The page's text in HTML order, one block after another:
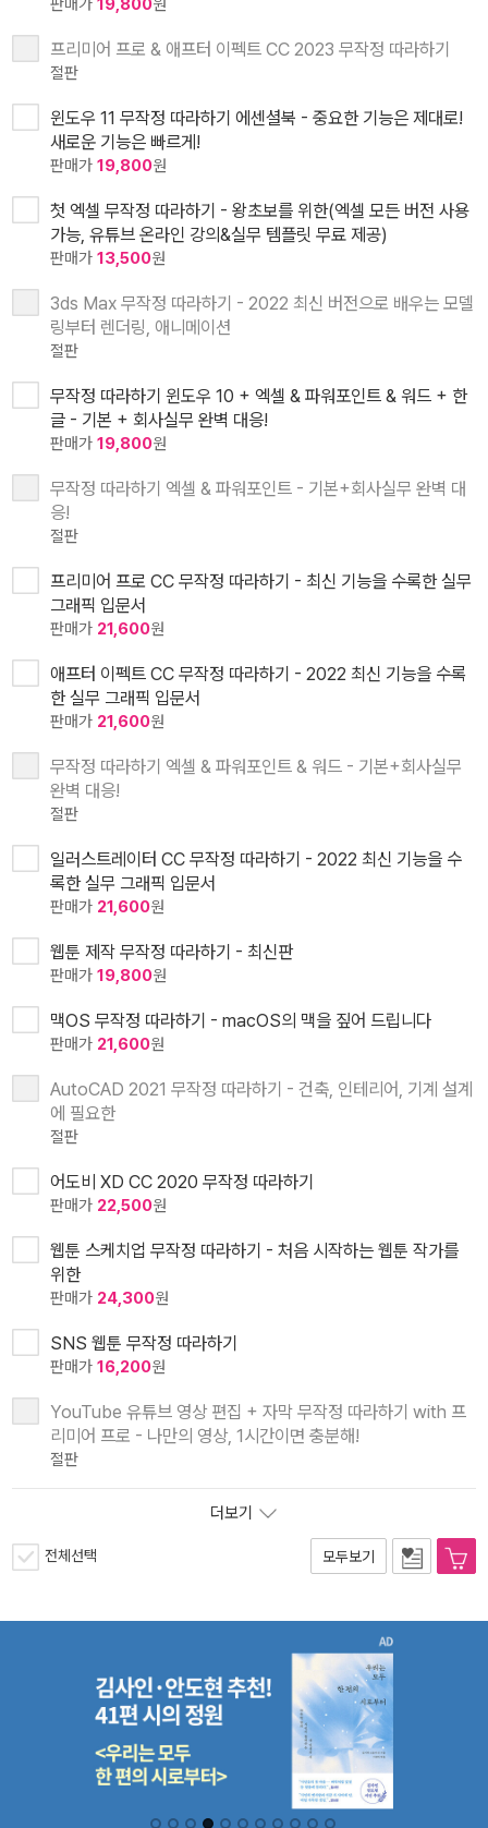
판매가 19,800원
프리미어 프로 & 애프터 이펙트 CC 2023 무작정 따라하기
절판
윈도우 11 무작정 따라하기 에센셜북 - 중요한 기능은 제대로!
새로운 기능은 빠르게!
판매가 19,800원
첫 엑셀 무작정 따라하기 - 왕초보를 위한(엑셀 모든 버전 사용
가능, 유튜브 온라인 강의&실무 템플릿 무료 제공)
판매가 13,500원
3ds Max 무작정 따라하기 - 2022 최신 버전으로 배우는 모델
링부터 렌더링, 애니메이션
절판
무작정 따라하기 윈도우 10 + 엑셀 & 파워포인트 & 워드 + 한
글 - 기본 + 회사실무 완벽 대응!
판매가 19,800원
무작정 따라하기 엑셀 & 파워포인트 - 기본+회사실무 완벽 대
응!
절판
프리미어 프로 CC 무작정 따라하기 - 최신 기능을 수록한 실무
그래픽 입문서
판매가 21,600원
애프터 이펙트 CC 무작정 따라하기 - 2022 최신 기능을 수록
한 실무 그래픽 입문서
판매가 21,600원
무작정 따라하기 엑셀 & 파워포인트 & 워드 - 기본+회사실무
완벽 대응!
절판
일러스트레이터 CC 무작정 따라하기 - 2022 최신 기능을 수
록한 실무 그래픽 입문서
판매가 21,600원
웹툰 제작 무작정 따라하기 - 최신판
판매가 19,800원
맥OS 무작정 따라하기 - macOS의 맥을 짚어 드립니다
판매가 21,600원
AutoCAD 2021 무작정 따라하기 - 건축, 인테리어, 기계 설계
에 필요한
절판
어도비 XD CC 2020 무작정 따라하기
판매가 22,500원
웹툰 스케치업 무작정 따라하기 - 처음 시작하는 웹툰 작가를
위한
판매가 24,300원
SNS 웹툰 무작정 따라하기
판매가 16,200원
YouTube 유튜브 영상 편집 + 자막 무작정 따라하기 with 프
리미어 프로 - 나만의 영상, 1시간이면 충분해!
절판
더보기
전체선택 모두보기